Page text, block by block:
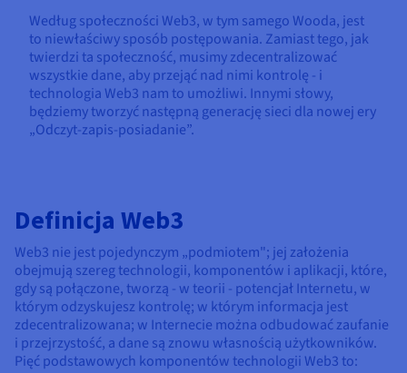
Według społeczności Web3, w tym samego Wooda, jest
to niewłaściwy sposób postępowania. Zamiast tego, jak
twierdzi ta społeczność, musimy zdecentralizować
wszystkie dane, aby przejąć nad nimi kontrolę - i
technologia Web3 nam to umożliwi. Innymi słowy,
będziemy tworzyć następną generację sieci dla nowej ery
„Odczyt-zapis-posiadanie”.
Definicja Web3
Web3 nie jest pojedynczym „podmiotem"; jej założenia
obejmują szereg technologii, komponentów i aplikacji, które,
gdy są połączone, tworzą - w teorii - potencjał Internetu, w
którym odzyskujesz kontrolę; w którym informacja jest
zdecentralizowana; w Internecie można odbudować zaufanie
i przejrzystość, a dane są znowu własnością użytkowników.
Pięć podstawowych komponentów technologii Web3 to: